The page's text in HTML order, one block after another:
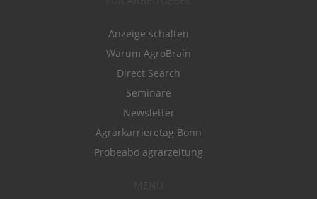
Anzeige schalten
Warum AgroBrain
Direct Search
Seminare
Newsletter
Agrarkarrieretag Bonn
Probeabo agrarzeitung